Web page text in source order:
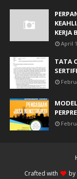
KERJA
April
TATA
Crafted with
by